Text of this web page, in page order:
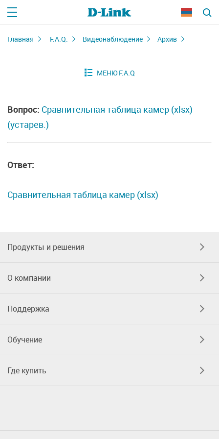
Главная F.A.Q. Видеонаблюдение Архив
Вопрос: Сравнительная таблица камер (xlsx)
(устарев.)
Ответ:
Сравнительная таблица камер (xlsx)
Продукты и решения
О компании
Поддержка
Обучение
Где купить